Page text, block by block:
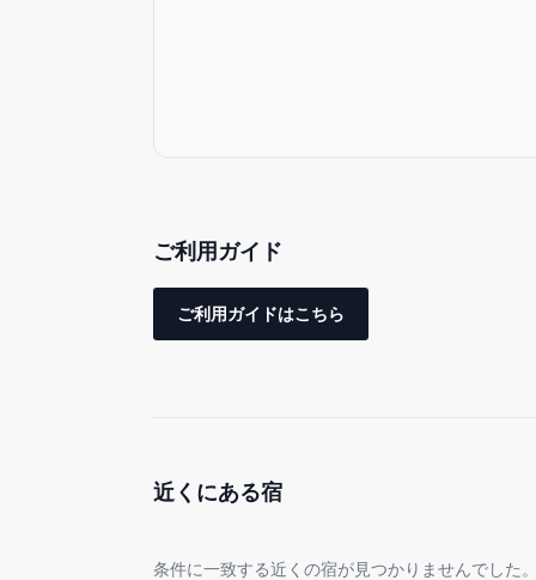
廊下の正面のお部屋がダブルベッド2台の寝室です
右手奥にすすむと、広々としたダイニング＆キッチ
キッチンでは基本的な調理器具と調味料（塩・胡
ベッドは世界的な寝具メーカー「シモンズ」を使用
写真にも3D間取り図がございますので是非ご確認
ご利用ガイド
ご利用ガイドはこちら
近くにある宿
条件に一致する近くの宿が見つかりませんでした。